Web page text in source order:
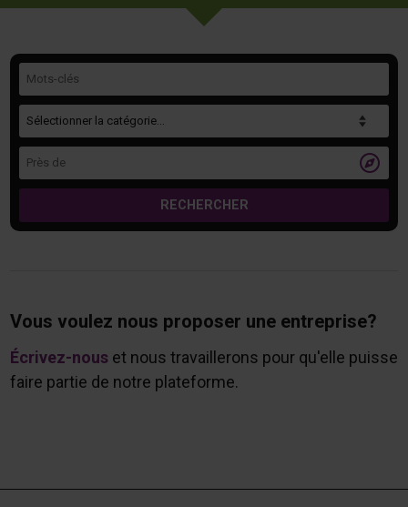

RECHERCHER
Vous voulez nous proposer une entreprise?
Écrivez-nouset nous travaillerons pour qu'elle puisse
faire partie de notre plateforme.